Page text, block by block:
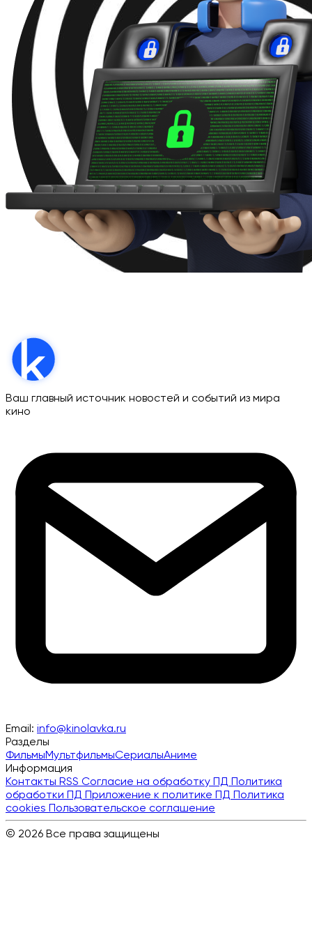
Ваш главный источник новостей и событий из мира
кино
Email: info@kinolavka.ru
Разделы
ФильмыМультфильмыСериалыАниме
Информация
Контакты RSS Согласие на обработку ПД Политика
обработки ПД Приложение к политике ПД Политика
cookies Пользовательское соглашение
© 2026 Все права защищены